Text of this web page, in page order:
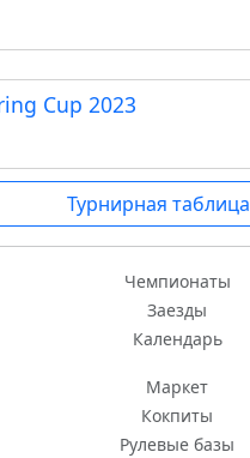
Cup 2023
Турнирная таблица
Чемпионаты
Заезды
Календарь
Маркет
Кокпиты
Рулевые базы